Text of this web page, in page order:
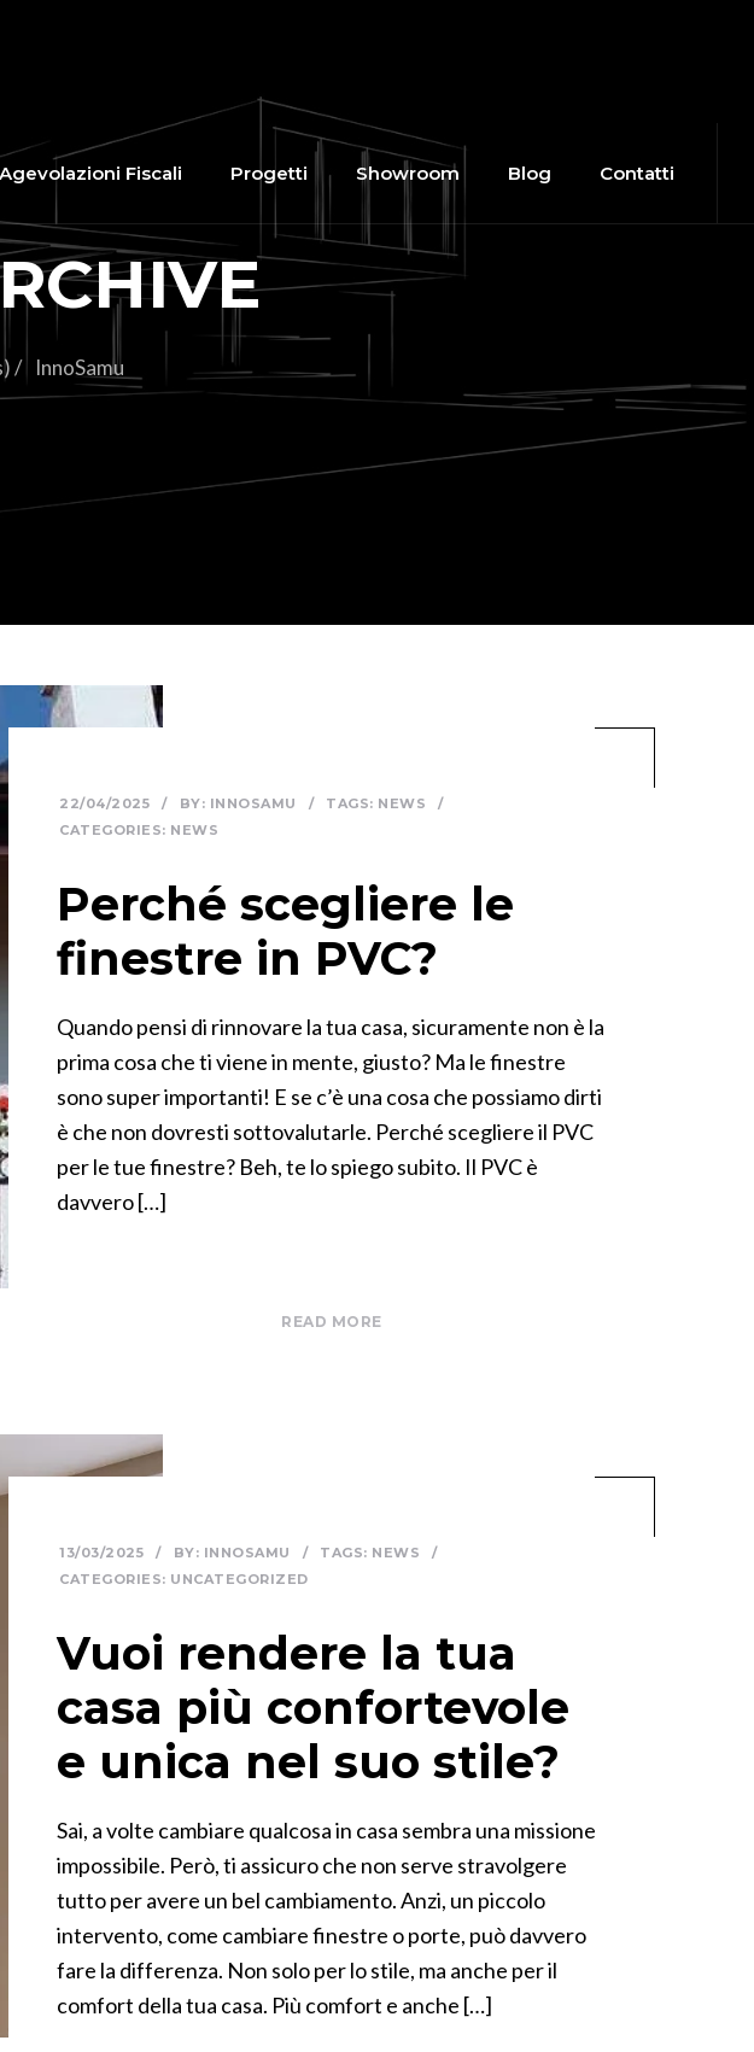
Agevolazioni Fiscali Progetti Showroom Blog Contatti
/ InnoSamu
22/04/2025 / BY: INNOSAMU / TAGS: NEWS
/
CATEGORIES: NEWS
Perché scegliere le
finestre in PVC?
Quando pensi di rinnovare la tua casa, sicuramente non è la
prima cosa che ti viene in mente, giusto? Ma le finestre
sono super importanti! E se c’è una cosa che possiamo dirti
è che non dovresti sottovalutarle. Perché scegliere il PVC
per le tue finestre? Beh, te lo spiego subito. Il PVC è
davvero […]
READ MORE
13/03/2025 / BY: INNOSAMU / TAGS: NEWS
/
CATEGORIES: UNCATEGORIZED
Vuoi rendere la tua
casa più confortevole
e unica nel suo stile?
Sai, a volte cambiare qualcosa in casa sembra una missione
impossibile. Però, ti assicuro che non serve stravolgere
tutto per avere un bel cambiamento. Anzi, un piccolo
intervento, come cambiare finestre o porte, può davvero
fare la differenza. Non solo per lo stile, ma anche per il
comfort della tua casa. Più comfort e anche […]